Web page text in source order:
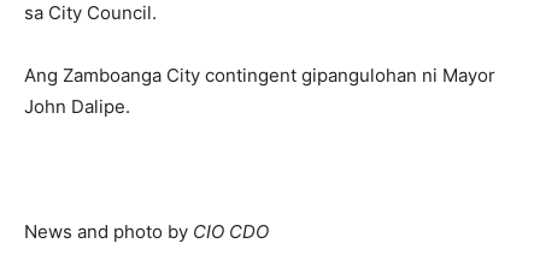
sa City Council.
Ang Zamboanga City contingent gipangulohan ni Mayor
John Dalipe.
News and photo by CIO CDO